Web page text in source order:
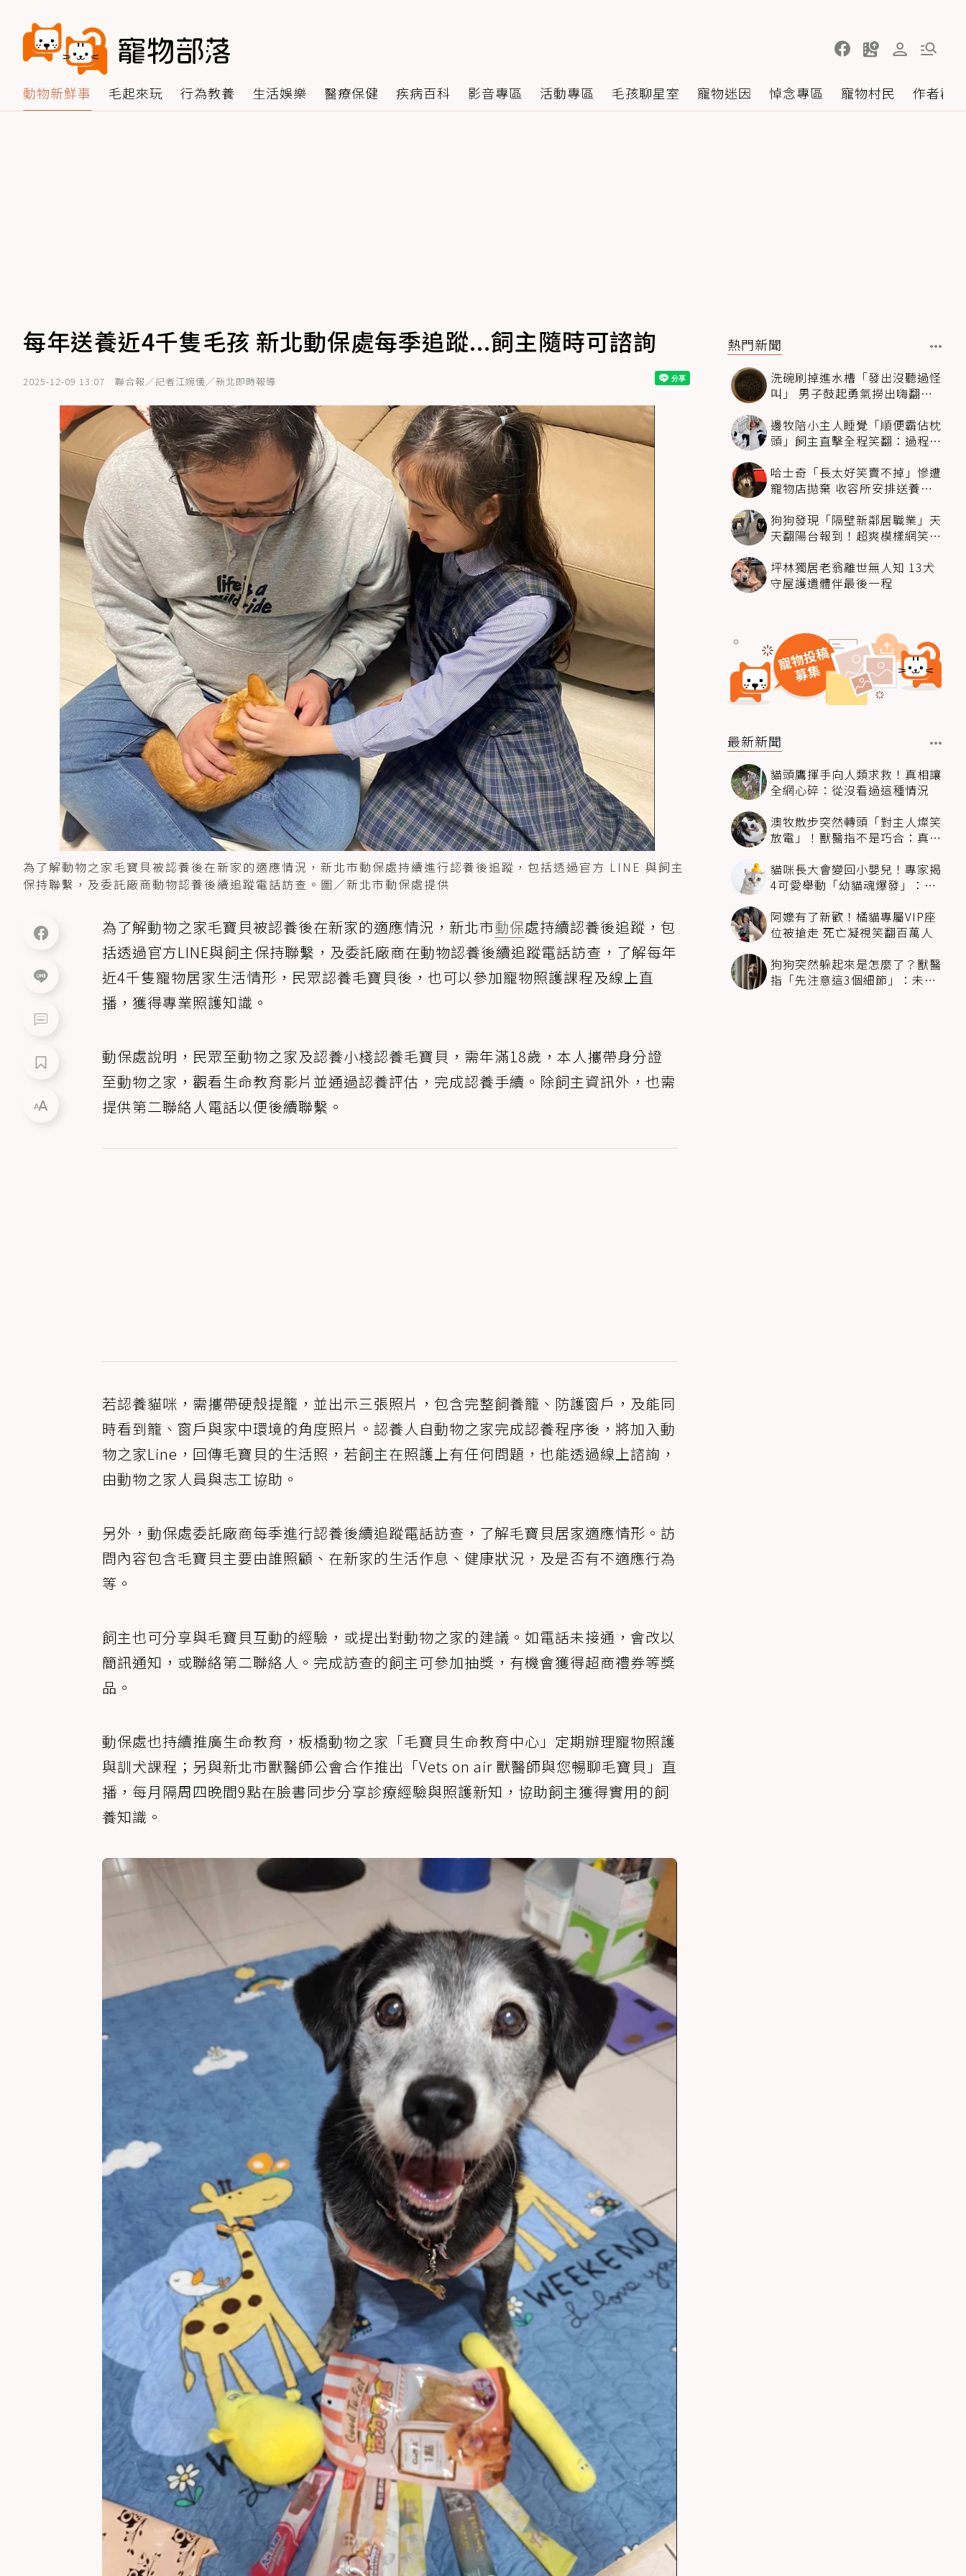
動物新鮮事 毛起來玩 行為教養 生活娛樂 醫療保健 疾病百科 影音專區 活動專區 毛孩聊星室 寵物迷因 悼念專區 寵物村民 作者群
每年送養近4千隻毛孩 新北動保處每季追蹤...飼主隨時可諮詢
2025-12-09 13:07 聯合報／記者江婉儀／新北即時報導
為了解動物之家毛寶貝被認養後在新家的適應情況，新北市動保處持續進行認養後追蹤，包括透過官方 LINE 與飼主
保持聯繫，及委託廠商動物認養後續追蹤電話訪查。圖／新北市動保處提供
為了解動物之家毛寶貝被認養後在新家的適應情況，新北市動保處持續認養後追蹤，包
括透過官方LINE與飼主保持聯繫，及委託廠商在動物認養後續追蹤電話訪查，了解每年
近4千隻寵物居家生活情形，民眾認養毛寶貝後，也可以參加寵物照護課程及線上直
播，獲得專業照護知識。
動保處說明，民眾至動物之家及認養小棧認養毛寶貝，需年滿18歲，本人攜帶身分證
至動物之家，觀看生命教育影片並通過認養評估，完成認養手續。除飼主資訊外，也需
提供第二聯絡人電話以便後續聯繫。
若認養貓咪，需攜帶硬殼提籠，並出示三張照片，包含完整飼養籠、防護窗戶，及能同
時看到籠、窗戶與家中環境的角度照片。認養人自動物之家完成認養程序後，將加入動
物之家Line，回傳毛寶貝的生活照，若飼主在照護上有任何問題，也能透過線上諮詢，
由動物之家人員與志工協助。
另外，動保處委託廠商每季進行認養後續追蹤電話訪查，了解毛寶貝居家適應情形。訪
問內容包含毛寶貝主要由誰照顧、在新家的生活作息、健康狀況，及是否有不適應行為
等。
飼主也可分享與毛寶貝互動的經驗，或提出對動物之家的建議。如電話未接通，會改以
簡訊通知，或聯絡第二聯絡人。完成訪查的飼主可參加抽獎，有機會獲得超商禮券等獎
品。
動保處也持續推廣生命教育，板橋動物之家「毛寶貝生命教育中心」定期辦理寵物照護
與訓犬課程；另與新北市獸醫師公會合作推出「Vets on air 獸醫師與您暢聊毛寶貝」直
播，每月隔周四晚間9點在臉書同步分享診療經驗與照護新知，協助飼主獲得實用的飼
養知識。
熱門新聞
洗碗刷掉進水槽「發出沒聽過怪
叫」 男子鼓起勇氣撈出嗨翻：
邊牧陪小主人睡覺「順便霸佔枕
頭」飼主直擊全程笑翻：過程絲
哈士奇「長太好笑賣不掉」慘遭
寵物店拋棄 收容所安排送養活
狗狗發現「隔壁新鄰居職業」天
天翻陽台報到！超爽模樣網笑
坪林獨居老翁離世無人知 13犬
守屋護遺體伴最後一程
最新新聞
貓頭鷹揮手向人類求救！真相讓
全網心碎：從沒看過這種情況
澳牧散步突然轉頭「對主人燦笑
放電」！獸醫指不是巧合：真相
貓咪長大會變回小嬰兒！專家揭
4可愛舉動「幼貓魂爆發」：本
阿嬤有了新歡！橘貓專屬VIP座
位被搶走 死亡凝視笑翻百萬人
狗狗突然躲起來是怎麼了？獸醫
指「先注意這3個細節」：未必